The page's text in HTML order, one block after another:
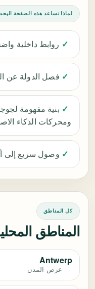
لماذا تساعد هذه الصفحة
✓ روابط داخلية
✓ فصل الدولة عن
✓
ومحركات الذكاء
✓ وصول سريع إلى
كل المناطق
المناطق
Antwerp
عرض المدن